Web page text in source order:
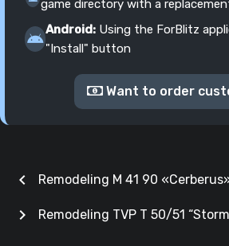
game directory with a
Android: Using the ForBlitz
"Install" button
Want to order
chevron_left Remodeling M 41 90
Remodeling TVP T 50/51
chevron_right